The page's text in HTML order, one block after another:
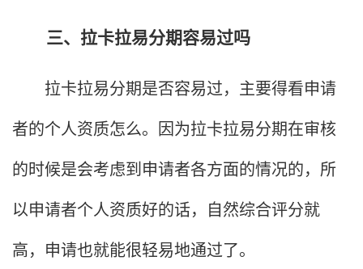
三、拉卡拉易分期容易过吗
拉卡拉易分期是否容易过，主要得看申请
者的个人资质怎么。因为拉卡拉易分期在审核
的时候是会考虑到申请者各方面的情况的，所
以申请者个人资质好的话，自然综合评分就
高，申请也就能很轻易地通过了。